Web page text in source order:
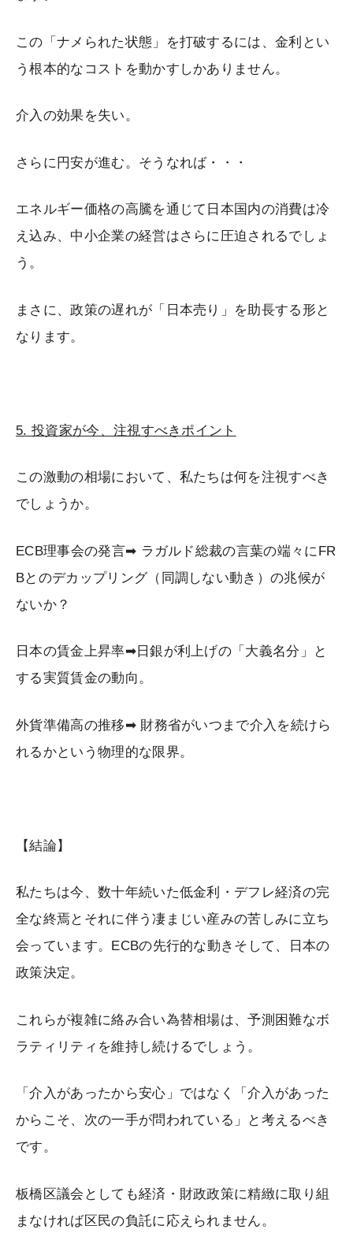
この「ナメられた状態」を打破するには、金利とい
う根本的なコストを動かすしかありません。
介入の効果を失い。
さらに円安が進む。そうなれば・・・
エネルギー価格の高騰を通じて日本国内の消費は冷
え込み、中小企業の経営はさらに圧迫されるでしょ
う。
まさに、政策の遅れが「日本売り」を助長する形と
なります。
5. 投資家が今、注視すべきポイント
この激動の相場において、私たちは何を注視すべき
でしょうか。
ECB理事会の発言➡ ラガルド総裁の言葉の端々にFR
Bとのデカップリング（同調しない動き）の兆候が
ないか？
日本の賃金上昇率➡日銀が利上げの「大義名分」と
する実質賃金の動向。
外貨準備高の推移➡ 財務省がいつまで介入を続けら
れるかという物理的な限界。
【結論】
私たちは今、数十年続いた低金利・デフレ経済の完
全な終焉とそれに伴う凄まじい産みの苦しみに立ち
会っています。ECBの先行的な動きそして、日本の
政策決定。
これらが複雑に絡み合い為替相場は、予測困難なボ
ラティリティを維持し続けるでしょう。
「介入があったから安心」ではなく「介入があった
からこそ、次の一手が問われている」と考えるべき
です。
板橋区議会としても経済・財政政策に精緻に取り組
まなければ区民の負託に応えられません。